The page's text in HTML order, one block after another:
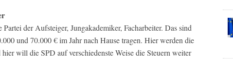
der Aufsteiger, Jungakademiker, Facharbeiter. Das sind
und 70.000 € im Jahr nach Hause tragen. Hier werden die
hier will die SPD auf verschiedenste Weise die Steuern weiter